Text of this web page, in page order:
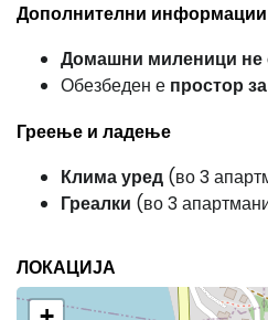
Дополнителни информации
Домашни миленици не
Обезбеден е простор
Греење и ладење
Клима уред (во 3
Греалки (во 3
ЛОКАЦИЈА